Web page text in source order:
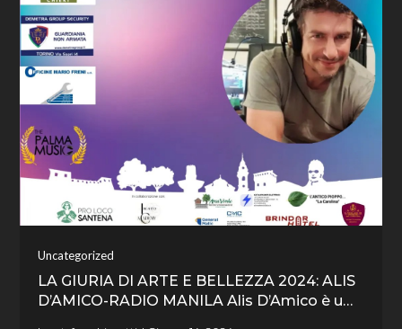
Uncategorized
LA GIURIA DI ARTE E BELLEZZA 2024: ALIS
D’AMICO-RADIO MANILA Alis D’Amico è u…